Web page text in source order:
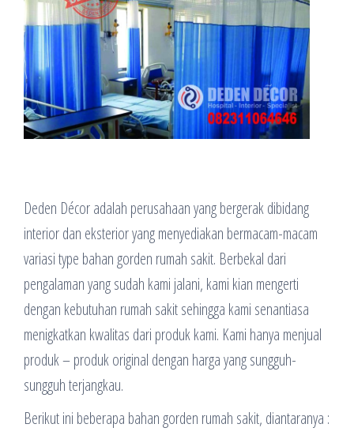
Deden Décor adalah perusahaan yang bergerak dibidang
interior dan eksterior yang menyediakan bermacam-macam
variasi type bahan gorden rumah sakit. Berbekal dari
pengalaman yang sudah kami jalani, kami kian mengerti
dengan kebutuhan rumah sakit sehingga kami senantiasa
menigkatkan kwalitas dari produk kami. Kami hanya menjual
produk – produk original dengan harga yang sungguh-
sungguh terjangkau.
Berikut ini beberapa bahan gorden rumah sakit, diantaranya :